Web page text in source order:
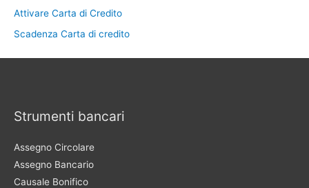
Attivare Carta di Credito
Scadenza Carta di credito
Strumenti bancari
Assegno Circolare
Assegno Bancario
Causale Bonifico